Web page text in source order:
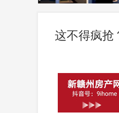
这不得疯抢